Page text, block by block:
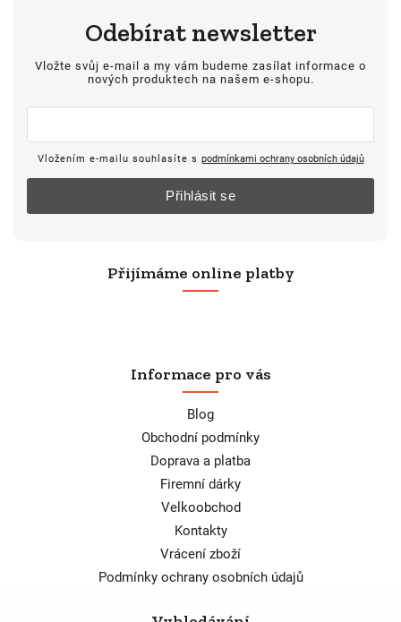
Přijímáme online platby
Informace pro vás
Blog
Obchodní podmínky
Doprava a platba
Firemní dárky
Velkoobchod
Kontakty
Vrácení zboží
Podmínky ochrany osobních údajů
Odebírat newsletter
Vložte svůj e-mail a my vám budeme zasílat informace o
nových produktech na našem e-shopu.
Vložením e-mailu souhlasíte s podmínkami ochrany osobních údajů
Přihlásit se